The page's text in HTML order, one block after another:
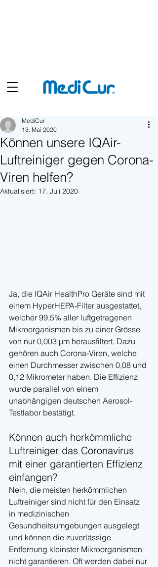
Können unsere IQAir-
Luftreiniger gegen Corona-
Viren helfen?
MediCur
13. Mai 2020
Aktualisiert: 17. Juli 2020
Ja, die IQAir HealthPro Geräte sind mit
einem HyperHEPA-Filter ausgestattet,
welcher 99,5% aller luftgetragenen
Mikroorganismen bis zu einer Grösse
von nur 0,003 µm herausfiltert. Dazu
gehören auch Corona-Viren, welche
einen Durchmesser zwischen 0,08 und
0,12 Mikrometer haben. Die Effizienz
wurde parallel von einem
unabhängigen deutschen Aerosol-
Testlabor bestätigt.
Können auch herkömmliche
Luftreiniger das Coronavirus
mit einer garantierten Effizienz
einfangen?
Nein, die meisten herkömmlichen
Luftreiniger sind nicht für den Einsatz
in medizinischen
Gesundheitsumgebungen ausgelegt
und können die zuverlässige
Entfernung kleinster Mikroorganismen
nicht garantieren. Oft werden dabei nur